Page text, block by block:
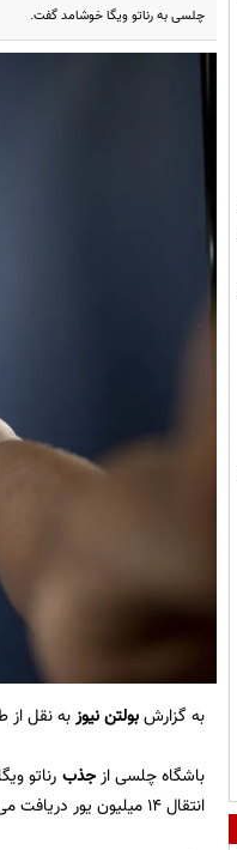
چلسی به رناتو ویگا خوشامد گفت.
به گزارشبولتن نیوزبه نقل از
باشگاه چلسی ازجذب
انتقال 14 میلیون یور دریافت می‌کند.